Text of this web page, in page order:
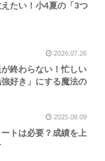
たい！小4夏の「3つ
2026.07.26
終わらない！忙しい
好き」にする魔法の
2025.08.09
トは必要？成績を上